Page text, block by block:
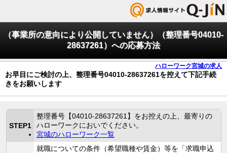
（事業所の意向により公開していません）（整理番号04010-
28637261）への応募方法
ハローワーク宮城の求人
お早目にご検討の上、整理番号04010-28637261を控えて下記手続
きをお願いします
STEP1
整理番号【04010-28637261】をお控えの上、最寄りの
ハローワークにおいでください。
宮城のハローワーク一覧
就職についての条件（希望職種や賃金）等を「求職申込